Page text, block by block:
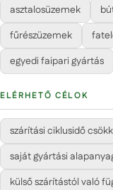
asztalosüzemek
fűrészüzemek
egyedi faipari gyártás
ELÉRHETŐ CÉLOK
szárítási ciklusidő
saját gyártási
külső szárítástól való